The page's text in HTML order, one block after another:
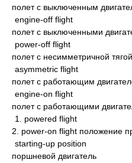
полет с выключенным
engine-off flight
полет с выключенными
power-off flight
полет с несимметричной
asymmetric flight
полет с работающим
engine-on flight
полет с работающими
1. powered flight
2. power-on flight положение
starting-up position
поршневой двигатель